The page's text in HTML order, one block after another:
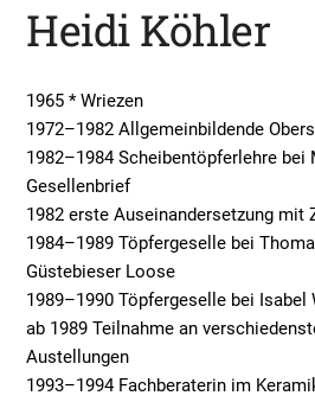
Heidi Köhler
1965 * Wriezen
1972–1982 Allgemeinbildende
1982–1984 Scheibentöpferlehre bei
Gesellenbrief
1982 erste Auseinandersetzung mit
1984–1989 Töpfergeselle bei
Güstebieser Loose
1989–1990 Töpfergeselle bei
ab 1989 Teilnahme an
Austellungen
1993–1994 Fachberaterin im